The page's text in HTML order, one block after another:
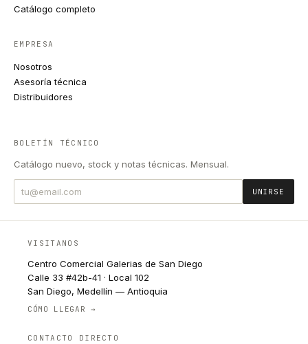
Catálogo completo
EMPRESA
Nosotros
Asesoría técnica
Distribuidores
BOLETÍN TÉCNICO
Catálogo nuevo, stock y notas técnicas. Mensual.
UNIRSE
VISITANOS
Centro Comercial Galerias de San Diego
Calle 33 #42b-41 · Local 102
San Diego, Medellín — Antioquia
CÓMO LLEGAR →
CONTACTO DIRECTO